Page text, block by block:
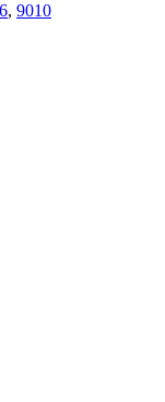
, 9010